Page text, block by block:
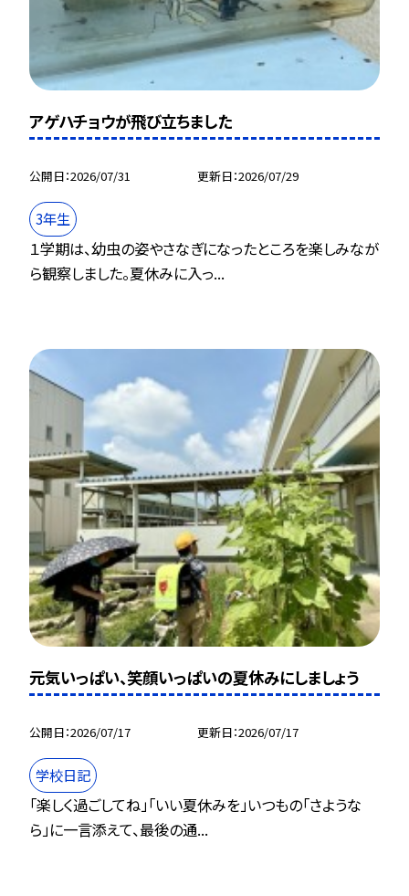
アゲハチョウが飛び立ちました
公開日 2026/07/31 更新日 2026/07/29
3年生
１学期は、幼虫の姿やさなぎになったところを楽しみなが
ら観察しました。夏休みに入っ...
元気いっぱい、笑顔いっぱいの夏休みにしましょう
公開日 2026/07/17 更新日 2026/07/17
学校日記
「楽しく過ごしてね」「いい夏休みを」いつもの「さような
ら」に一言添えて、最後の通...